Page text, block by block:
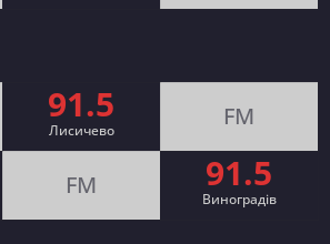
91.5
Лисичево FM
FM 91.5
Виноградів